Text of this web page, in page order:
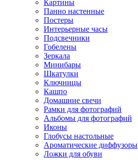
Картины
Панно настенные
Постеры
Интерьерные часы
Подсвечники
Гобелены
Зеркала
Минибары
Шкатулки
Ключницы
Кашпо
Домашние свечи
Рамки для фотографий
Альбомы для фотографий
Иконы
Глобусы настольные
Ароматические диффузоры
Ложки для обуви